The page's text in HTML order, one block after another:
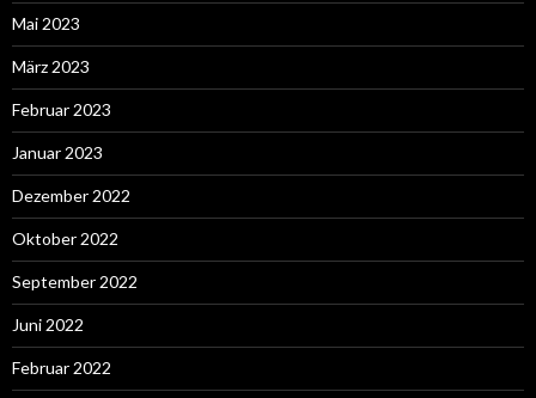
Mai 2023
März 2023
Februar 2023
Januar 2023
Dezember 2022
Oktober 2022
September 2022
Juni 2022
Februar 2022